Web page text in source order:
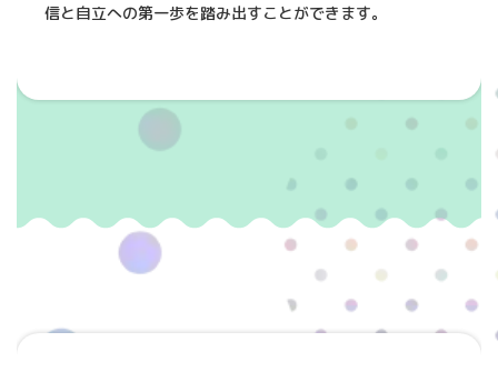
信と自立への第一歩を踏み出すことができます。